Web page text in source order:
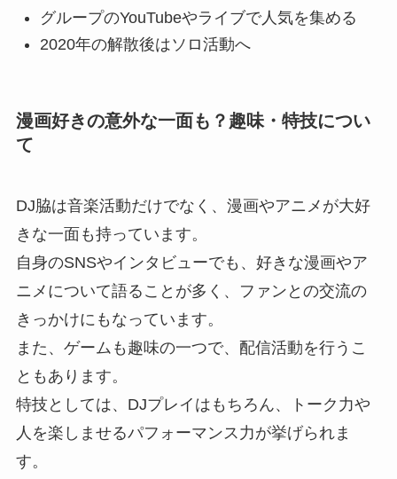
グループのYouTubeやライブで人気を集める
2020年の解散後はソロ活動へ
漫画好きの意外な一面も？趣味・特技につい
て
DJ脇は音楽活動だけでなく、漫画やアニメが大好
きな一面も持っています。
自身のSNSやインタビューでも、好きな漫画やア
ニメについて語ることが多く、ファンとの交流の
きっかけにもなっています。
また、ゲームも趣味の一つで、配信活動を行うこ
ともあります。
特技としては、DJプレイはもちろん、トーク力や
人を楽しませるパフォーマンス力が挙げられま
す。